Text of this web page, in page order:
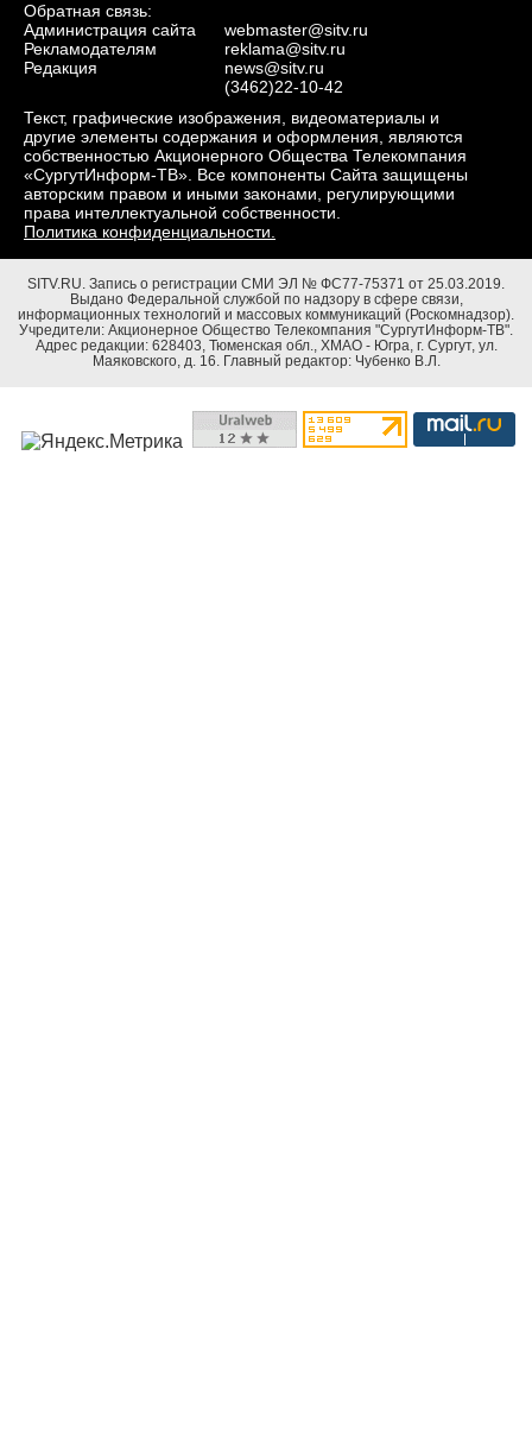
Обратная связь:
Администрация сайта
Рекламодателям
Редакция
webmaster@sitv.ru
reklama@sitv.ru
news@sitv.ru
(3462)22-10-42
Текст, графические изображения, видеоматериалы и
другие элементы содержания и оформления, являются
собственностью Акционерного Общества Телекомпания
«СургутИнформ-ТВ». Все компоненты Сайта защищены
авторским правом и иными законами, регулирующими
права интеллектуальной собственности.
Политика конфиденциальности.
SITV.RU. Запись о регистрации СМИ ЭЛ № ФС77-75371 от 25.03.2019.
Выдано Федеральной службой по надзору в сфере связи,
информационных технологий и массовых коммуникаций (Роскомнадзор).
Учредители: Акционерное Общество Телекомпания "СургутИнформ-ТВ".
Адрес редакции: 628403, Тюменская обл., ХМАО - Югра, г. Сургут, ул.
Маяковского, д. 16. Главный редактор: Чубенко В.Л.